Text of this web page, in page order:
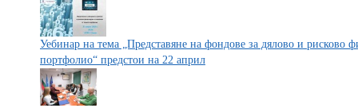
Уебинар на тема „Представяне на фондове за дялово и рисково
портфолио“ предстои на 22 април